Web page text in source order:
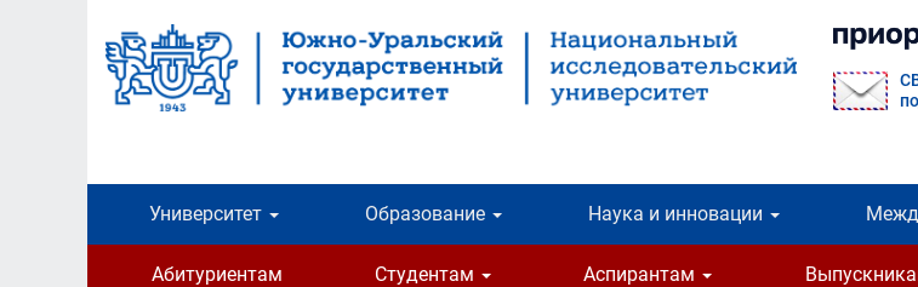
содержанию
Университет Образование Наука и инновации
Абитуриентам Студентам Аспирантам